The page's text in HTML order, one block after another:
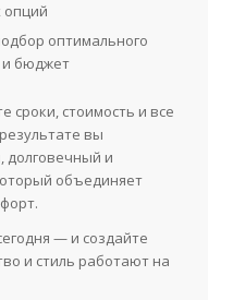
опций
оптимального
и бюджет
сроки, стоимость и все
вы
долговечный и
объединяет
— и создайте
и стиль работают на